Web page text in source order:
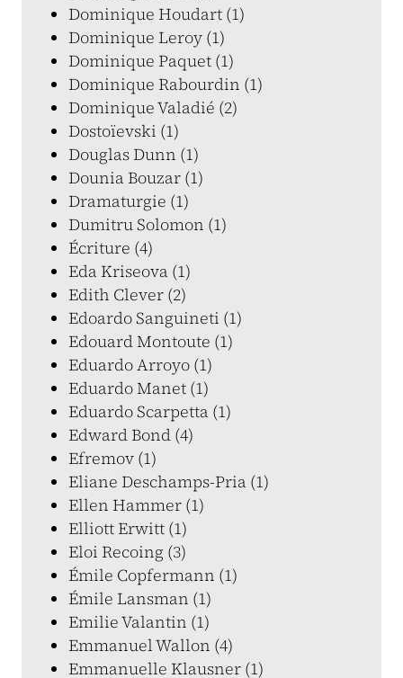
Dominique Houdart (1)
Dominique Leroy (1)
Dominique Paquet (1)
Dominique Rabourdin (1)
Dominique Valadié (2)
Dostoïevski (1)
Douglas Dunn (1)
Dounia Bouzar (1)
Dramaturgie (1)
Dumitru Solomon (1)
Écriture (4)
Eda Kriseova (1)
Edith Clever (2)
Edoardo Sanguineti (1)
Edouard Montoute (1)
Eduardo Arroyo (1)
Eduardo Manet (1)
Eduardo Scarpetta (1)
Edward Bond (4)
Efremov (1)
Eliane Deschamps-Pria (1)
Ellen Hammer (1)
Elliott Erwitt (1)
Eloi Recoing (3)
Émile Copfermann (1)
Émile Lansman (1)
Emilie Valantin (1)
Emmanuel Wallon (4)
Emmanuelle Klausner (1)